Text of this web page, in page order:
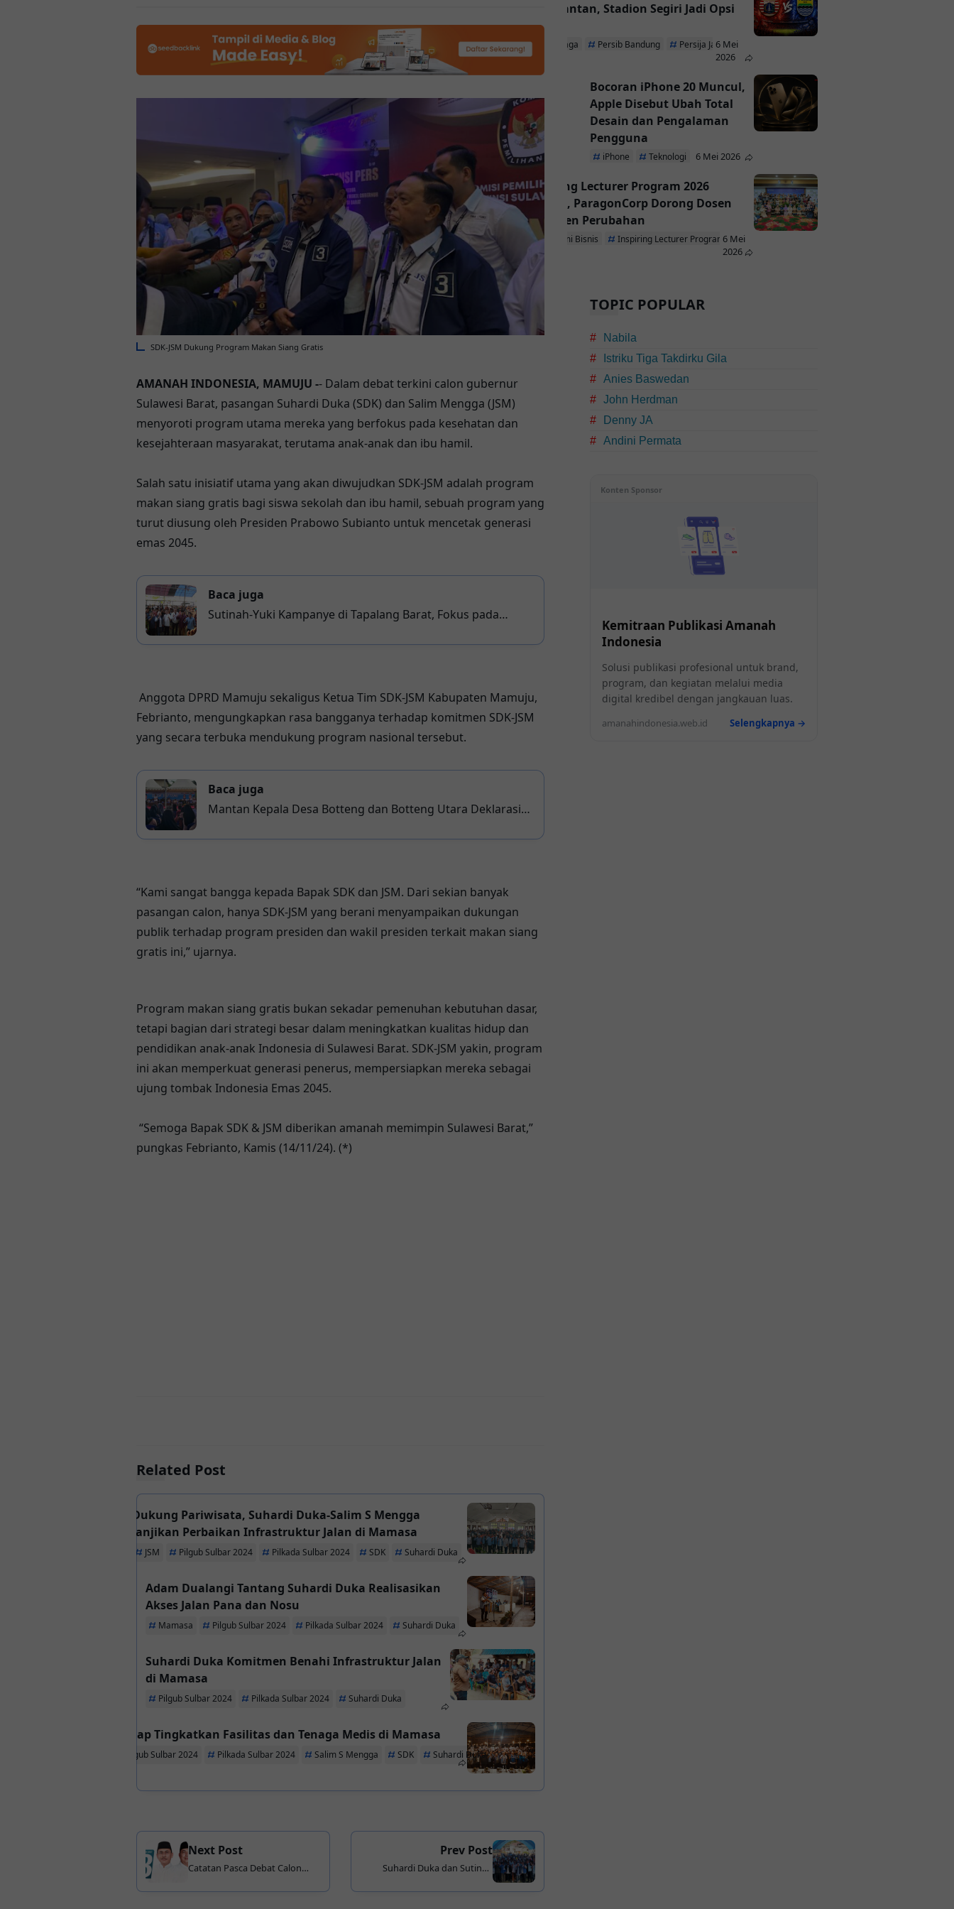
SDK-JSM Dukung Program Makan Siang Gratis
AMANAH INDONESIA, MAMUJU -- Dalam debat terkini calon gubernur
Sulawesi Barat, pasangan Suhardi Duka (SDK) dan Salim Mengga (JSM)
menyoroti program utama mereka yang berfokus pada kesehatan dan
kesejahteraan masyarakat, terutama anak-anak dan ibu hamil.
Salah satu inisiatif utama yang akan diwujudkan SDK-JSM adalah program
makan siang gratis bagi siswa sekolah dan ibu hamil, sebuah program yang
turut diusung oleh Presiden Prabowo Subianto untuk mencetak generasi
emas 2045.
Baca juga
Sutinah-Yuki Kampanye di Tapalang Barat, Fokus pada
Anggota DPRD Mamuju sekaligus Ketua Tim SDK-JSM Kabupaten Mamuju,
Febrianto, mengungkapkan rasa bangganya terhadap komitmen SDK-JSM
yang secara terbuka mendukung program nasional tersebut.
Baca juga
Mantan Kepala Desa Botteng dan Botteng Utara Deklarasi
“Kami sangat bangga kepada Bapak SDK dan JSM. Dari sekian banyak
pasangan calon, hanya SDK-JSM yang berani menyampaikan dukungan
publik terhadap program presiden dan wakil presiden terkait makan siang
gratis ini,” ujarnya.
Program makan siang gratis bukan sekadar pemenuhan kebutuhan dasar,
tetapi bagian dari strategi besar dalam meningkatkan kualitas hidup dan
pendidikan anak-anak Indonesia di Sulawesi Barat. SDK-JSM yakin, program
ini akan memperkuat generasi penerus, mempersiapkan mereka sebagai
ujung tombak Indonesia Emas 2045.
“Semoga Bapak SDK & JSM diberikan amanah memimpin Sulawesi Barat,”
pungkas Febrianto, Kamis (14/11/24). (*)
Related Post
Dukung Pariwisata, Suhardi Duka-Salim S Mengga
Janjikan Perbaikan Infrastruktur Jalan di Mamasa
JSM Pilgub Sulbar 2024 Pilkada Sulbar 2024 SDK Suhardi Duka
Adam Dualangi Tantang Suhardi Duka Realisasikan
Akses Jalan Pana dan Nosu
Mamasa Pilgub Sulbar 2024 Pilkada Sulbar 2024 Suhardi Duka
Suhardi Duka Komitmen Benahi Infrastruktur Jalan
di Mamasa
Pilgub Sulbar 2024 Pilkada Sulbar 2024 Suhardi Duka
SDK-JSM Siap Tingkatkan Fasilitas dan Tenaga Medis di Mamasa
Pilgub Sulbar 2024 Pilkada Sulbar 2024 Salim S Mengga SDK Suhardi Duka
Next Post
Catatan Pasca Debat Calon
Prev Post
Suhardi Duka dan Sutinah
Kalimantan, Stadion Segiri Jadi Opsi
Utama
Olahraga Persib Bandung Persija Jakarta
6 Mei
2026
Bocoran iPhone 20 Muncul,
Apple Disebut Ubah Total
Desain dan Pengalaman
Pengguna
iPhone Teknologi 6 Mei 2026
Inspiring Lecturer Program 2026
Dibuka, ParagonCorp Dorong Dosen
Jadi Agen Perubahan
Ekonomi Bisnis Inspiring Lecturer Program ParagonCorp
6 Mei
2026
TOPIC POPULAR
Nabila
Istriku Tiga Takdirku Gila
Anies Baswedan
John Herdman
Denny JA
Andini Permata
Konten Sponsor
Kemitraan Publikasi Amanah
Indonesia
Solusi publikasi profesional untuk brand,
program, dan kegiatan melalui media
digital kredibel dengan jangkauan luas.
amanahindonesia.web.id Selengkapnya →